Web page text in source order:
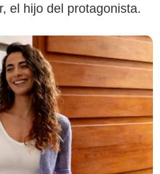
el hijo del protagonista.